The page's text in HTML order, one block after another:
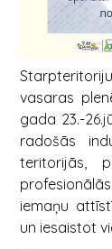
vasaras
gada 23.-
radošās
teritorijās,
iemaņu
un iesaistot